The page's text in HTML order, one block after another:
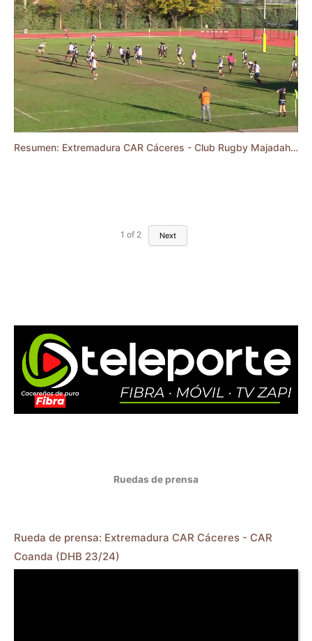
Resumen: Extremadura CAR Cáceres - Club Rugby Majadahonda (DHB 23/24)
1 of 2 Next
Ruedas de prensa
Rueda de prensa: Extremadura CAR Cáceres - CAR
Coanda (DHB 23/24)